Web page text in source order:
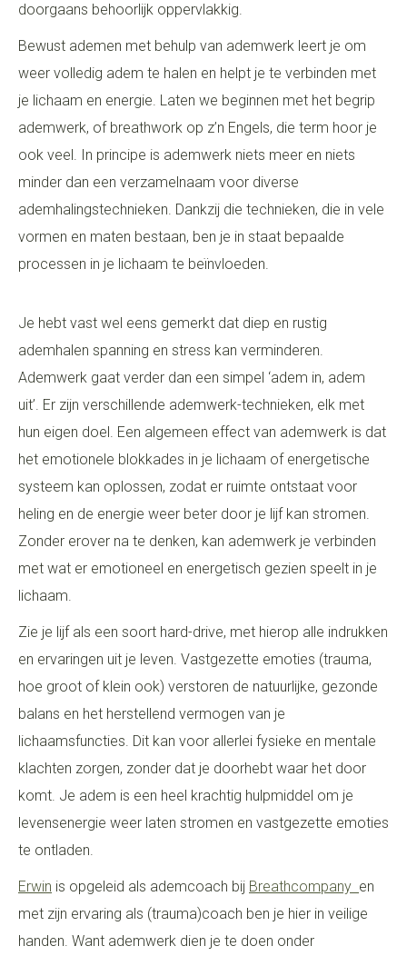
doorgaans behoorlijk oppervlakkig.
Bewust ademen met behulp van ademwerk leert je om
weer volledig adem te halen en helpt je te verbinden met
je lichaam en energie. Laten we beginnen met het begrip
ademwerk, of breathwork op z’n Engels, die term hoor je
ook veel. In principe is ademwerk niets meer en niets
minder dan een verzamelnaam voor diverse
ademhalingstechnieken. Dankzij die technieken, die in vele
vormen en maten bestaan, ben je in staat bepaalde
processen in je lichaam te beïnvloeden.
Je hebt vast wel eens gemerkt dat diep en rustig
ademhalen spanning en stress kan verminderen.
Ademwerk gaat verder dan een simpel ‘adem in, adem
uit’. Er zijn verschillende ademwerk-technieken, elk met
hun eigen doel. Een algemeen effect van ademwerk is dat
het emotionele blokkades in je lichaam of energetische
systeem kan oplossen, zodat er ruimte ontstaat voor
heling en de energie weer beter door je lijf kan stromen.
Zonder erover na te denken, kan ademwerk je verbinden
met wat er emotioneel en energetisch gezien speelt in je
lichaam.
Zie je lijf als een soort hard-drive, met hierop alle indrukken
en ervaringen uit je leven. Vastgezette emoties (trauma,
hoe groot of klein ook) verstoren de natuurlijke, gezonde
balans en het herstellend vermogen van je
lichaamsfuncties. Dit kan voor allerlei fysieke en mentale
klachten zorgen, zonder dat je doorhebt waar het door
komt. Je adem is een heel krachtig hulpmiddel om je
levensenergie weer laten stromen en vastgezette emoties
te ontladen.
Erwin is opgeleid als ademcoach bij Breathcompany en
met zijn ervaring als (trauma)coach ben je hier in veilige
handen. Want ademwerk dien je te doen onder